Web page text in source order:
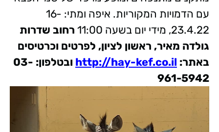
עם הדמויות המקוריות. איפה ומתי: 16-
23.4.22, מידי יום בשעה 11:00
רחוב שדרות
גולדה מאיר, ראשון לציון, לפרטים וכרטיסים
באתר: http://hay-kef.co.il
ובטלפון: 03-
961-5942